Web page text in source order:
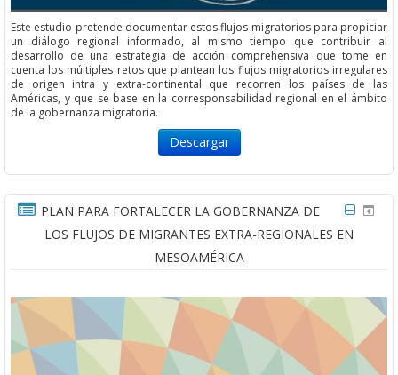
Este estudio pretende documentar estos flujos migratorios para propiciar
un diálogo regional informado, al mismo tiempo que contribuir al
desarrollo de una estrategia de acción comprehensiva que tome en
cuenta los múltiples retos que plantean los flujos migratorios irregulares
de origen intra y extra-continental que recorren los países de las
Américas, y que se base en la corresponsabilidad regional en el ámbito
de la gobernanza migratoria.
Descargar
PLAN PARA FORTALECER LA GOBERNANZA DE
LOS FLUJOS DE MIGRANTES EXTRA-REGIONALES EN
MESOAMÉRICA